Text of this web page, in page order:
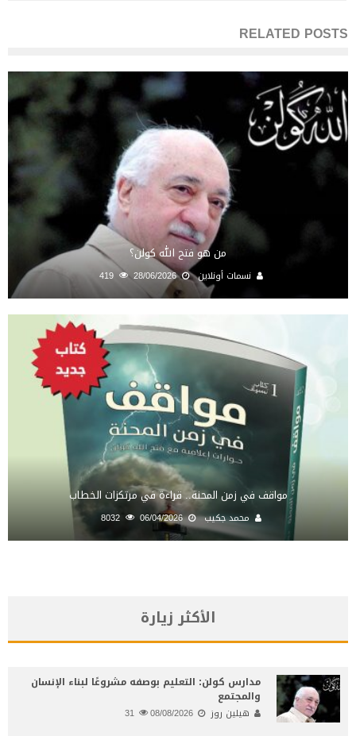
RELATED POSTS
من هو فتح الله كولن؟
نسمات أونلاين 28/06/2026
419
مواقف في زمن المحنة.. قراءة في مرتكزات الخطاب
محمد جكيب 06/04/2026
8032
الأكثر زيارة
مدارس كولن: التعليم بوصفه مشروعًا لبناء الإنسان
والمجتمع
هيلين روز 08/08/2026